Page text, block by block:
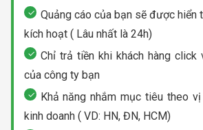
Quảng cáo của bạn sẽ được hiển
kích hoạt ( Lâu nhất là 24h)
Chỉ trả tiền khi khách hàng click
của công ty bạn
Khả năng nhắm mục tiêu theo
kinh doanh ( VD: HN, ĐN, HCM)